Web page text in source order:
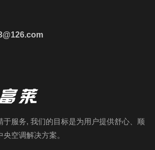
于服务, 我们的目标是为用户提供舒心、顺
空调解决方案。